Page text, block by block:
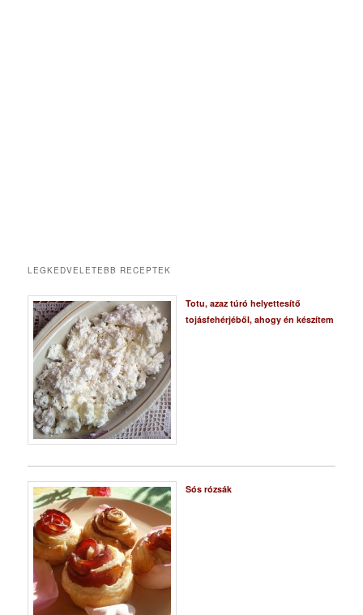
LEGKEDVELETEBB RECEPTEK
Totu, azaz túró helyettesítő
tojásfehérjéből, ahogy én készítem
Sós rózsák